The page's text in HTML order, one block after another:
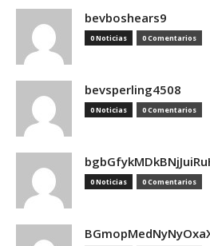
bevboshears9
0 Noticias 0 Comentarios
bevsperling4508
0 Noticias 0 Comentarios
0 Noticias 0 Comentarios